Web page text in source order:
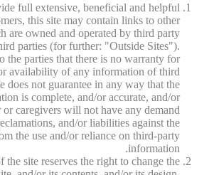
full extensive, beneficial and helpful
this site may contain links to other
are owned and operated by third party
parties (for further: "Outside Sites").
the parties that there is no warranty for
availability of any information of third
does not guarantee in any way that the
is complete, and/or accurate, and/or
caregivers will not have any demand
and/or liabilities against the
the use and/or reliance on third-party
information.
the site reserves the right to change the